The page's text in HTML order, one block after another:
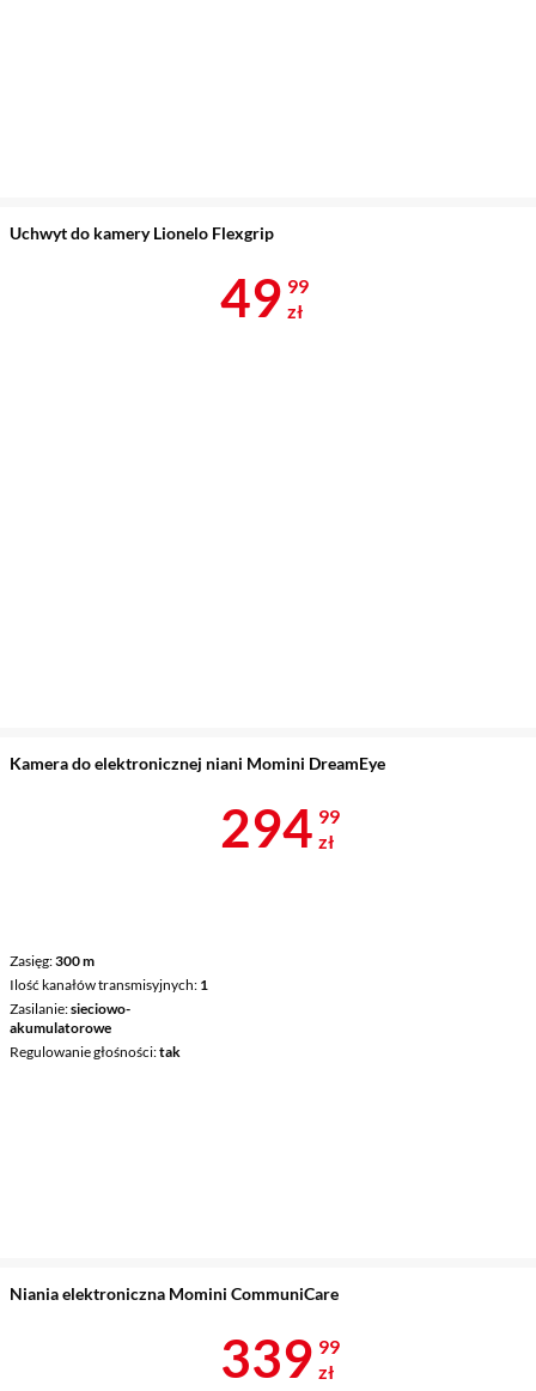
Uchwyt do kamery Lionelo Flexgrip
Cena 49,99
49 99
zł
Kamera do elektronicznej niani Momini DreamEye
Zasięg 300 m
Ilość kanałów transmisyjnych 1
Zasilanie sieciowo-
akumulatorowe
Regulowanie głośności tak
Cena 294,99
294 99
zł
Niania elektroniczna Momini CommuniCare
Cena 339,99
339 99
zł